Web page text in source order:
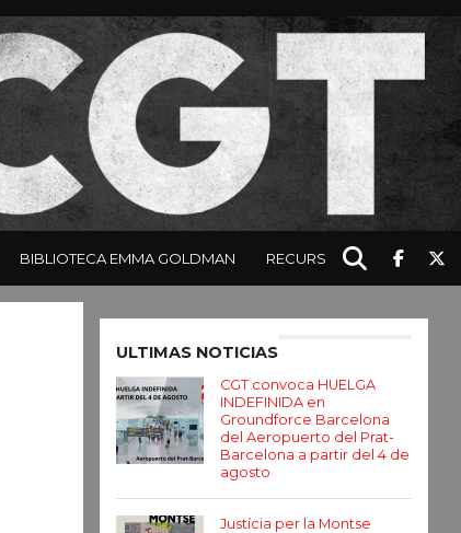
BIBLIOTECA EMMA GOLDMAN RECURSOS
ULTIMAS NOTICIAS
CGT convoca HUELGA
INDEFINIDA en
Groundforce Barcelona
del Aeropuerto del Prat-
Barcelona a partir del 4 de
agosto
Justícia per la Montse